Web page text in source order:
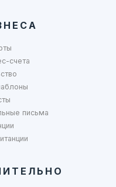
счета
письма